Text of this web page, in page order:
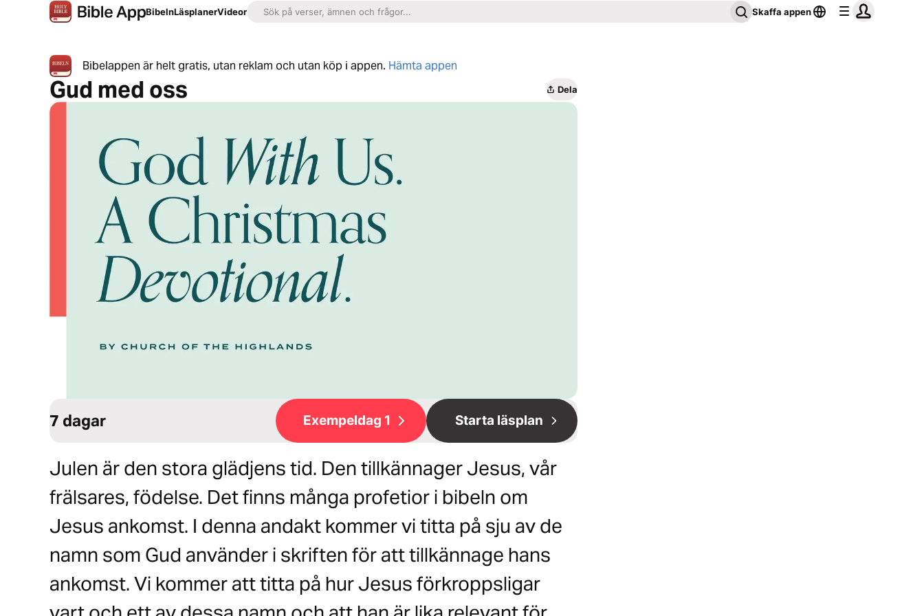
BibelnLäsplanerVideor Skaffa appen
Bibelappen är helt gratis, utan reklam och utan köp i appen. Hämta appen
Gud med oss Dela
7 dagar Exempeldag 1 Starta läsplan
Julen är den stora glädjens tid. Den tillkännager Jesus, vår
frälsares, födelse. Det finns många profetior i bibeln om
Jesus ankomst. I denna andakt kommer vi titta på sju av de
namn som Gud använder i skriften för att tillkännage hans
ankomst. Vi kommer att titta på hur Jesus förkroppsligar